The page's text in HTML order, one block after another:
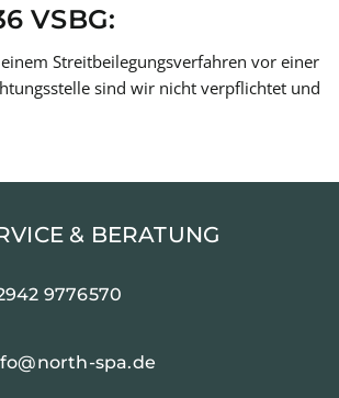
VSBG:
Streitbeilegungsverfahren vor einer
sind wir nicht verpflichtet und
& BERATUNG
9776570
spa.de